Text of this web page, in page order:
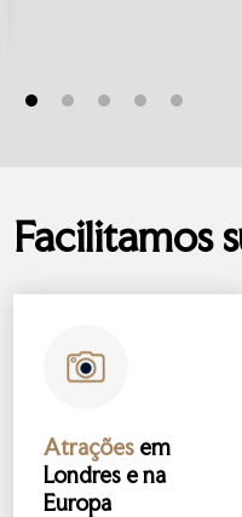
Facilitamos
Atrações em
Londres e na
Europa